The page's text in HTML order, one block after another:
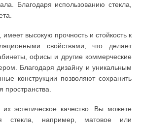
Благодаря использованию стекла,
высокую прочность и стойкость к
свойствами, что делает
офисы и другие коммерческие
Благодаря дизайну и уникальным
конструкции позволяют сохранить
эстетическое качество. Вы можете
стекла, например, матовое или